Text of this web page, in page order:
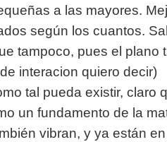
a las mayores.
según los cuantos.
tampoco, pues el plano
interacion quiero decir)
tal pueda existir, claro
un fundamento de la
vibran, y ya están